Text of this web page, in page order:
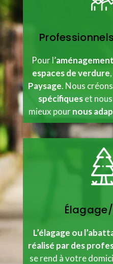
Pour l’aménagement
espaces de verdure
Paysage. Nous
spécifiqueset
mieux pournous
L’élagage ou
réalisé par des
se rend à votre